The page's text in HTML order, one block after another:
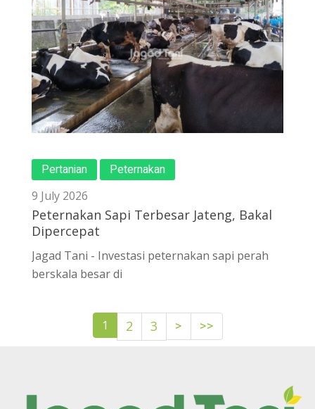
Pertanian Peternakan
9 July 2026
Peternakan Sapi Terbesar Jateng, Bakal
Dipercepat
Jagad Tani - Investasi peternakan sapi perah
berskala besar di
1 2 3 > >>